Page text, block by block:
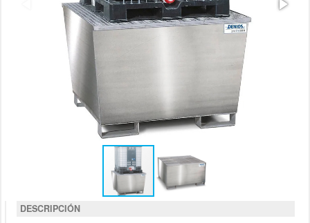
DESCRIPCIÓN